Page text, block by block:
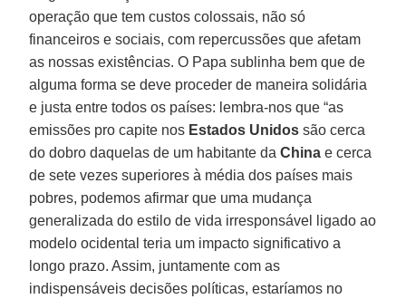
operação que tem custos colossais, não só
financeiros e sociais, com repercussões que afetam
as nossas existências. O Papa sublinha bem que de
alguma forma se deve proceder de maneira solidária
e justa entre todos os países: lembra-nos que “as
emissões pro capite nos Estados Unidos são cerca
do dobro daquelas de um habitante daChina e cerca
de sete vezes superiores à média dos países mais
pobres, podemos afirmar que uma mudança
generalizada do estilo de vida irresponsável ligado ao
modelo ocidental teria um impacto significativo a
longo prazo. Assim, juntamente com as
indispensáveis decisões políticas, estaríamos no